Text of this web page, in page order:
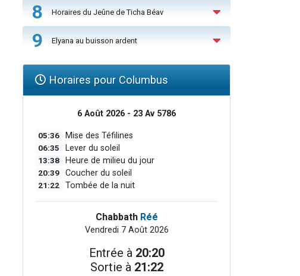
8 Horaires du Jeûne de Ticha Béav
9 Elyana au buisson ardent
Horaires pour Columbus
6 Août 2026 - 23 Av 5786
05:36 Mise des Téfilines
06:35 Lever du soleil
13:38 Heure de milieu du jour
20:39 Coucher du soleil
21:22 Tombée de la nuit
Chabbath Réé
Vendredi 7 Août 2026
Entrée à 20:20
Sortie à 21:22